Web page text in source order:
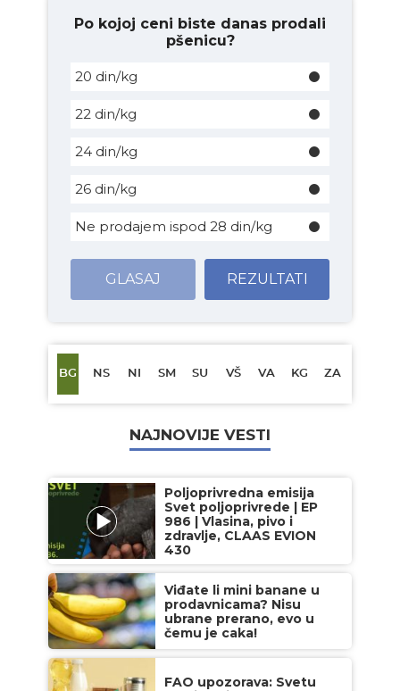
Po kojoj ceni biste danas prodali
pšenicu?
20 din/kg
22 din/kg
24 din/kg
26 din/kg
Ne prodajem ispod 28 din/kg
GLASAJ REZULTATI
BG NS NI SM SU VŠ VA KG ZA
NAJNOVIJE VESTI
Poljoprivredna emisija
Svet poljoprivrede | EP
986 | Vlasina, pivo i
zdravlje, CLAAS EVION
430
Viđate li mini banane u
prodavnicama? Nisu
ubrane prerano, evo u
čemu je caka!
FAO upozorava: Svetu